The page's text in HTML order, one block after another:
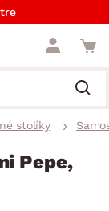
stolíky
Pepe,